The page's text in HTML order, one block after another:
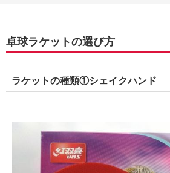
卓球ラケットの選び方
ラケットの種類①シェイクハンド